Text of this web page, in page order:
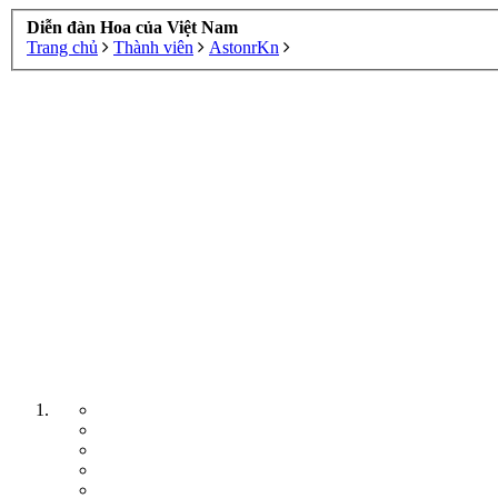
Diễn đàn Hoa của Việt Nam
Trang chủ
Thành viên AstonrKn